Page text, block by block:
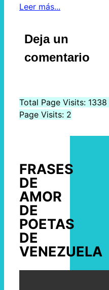
Leer más...
Deja un
comentario
Total Page Visits:
Page Visits: 2
FRASES
DE
AMOR
DE
POETAS
DE
VENEZUELA